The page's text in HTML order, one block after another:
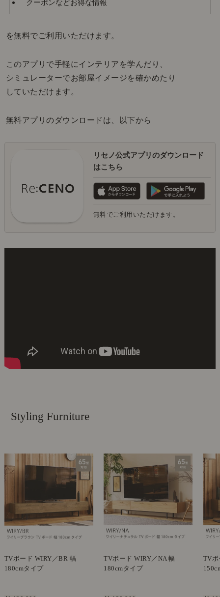
クーポンなどお得な情報
を無料でご利用いただけます。
このアプリで手軽にインテリアを学んだり、
シミュレーターでお部屋イメージを確かめたり
していただけます。
無料アプリのダウンロードは、以下から
リセノ公式アプリのダウンロード
はこちら
無料でご利用いただけます。
Styling Furniture
TVボード WIRY／BR 幅
180cmタイプ
TVボード WIRY／NA 幅
180cmタイプ
TVボ